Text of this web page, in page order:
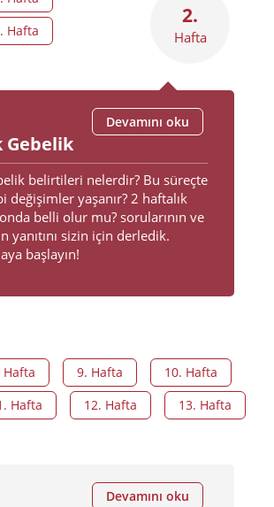
2.
Hafta
Gebelik
belirtileri nelerdir? Bu süreçte
değişimler yaşanır? 2 haftalık
belli olur mu? sorularının ve
yanıtını sizin için derledik.
başlayın!
Devamını oku
Devamını oku
Hafta
Hafta 9. Hafta
10. Hafta
Hafta
12. Hafta 13. Hafta